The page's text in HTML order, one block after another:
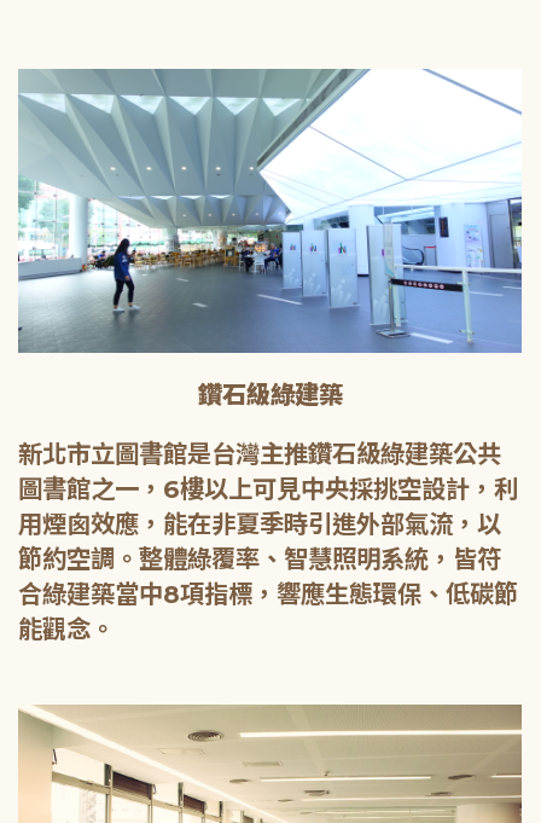
鑽石級綠建築
新北市立圖書館是台灣主推鑽石級綠建築公共
圖書館之一，6樓以上可見中央採挑空設計，利
用煙囪效應，能在非夏季時引進外部氣流，以
節約空調。整體綠覆率、智慧照明系統，皆符
合綠建築當中8項指標，響應生態環保、低碳節
能觀念。